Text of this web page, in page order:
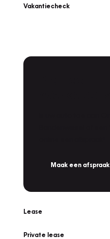
Vakantiecheck
Maak een afspraak
Lease
Private lease